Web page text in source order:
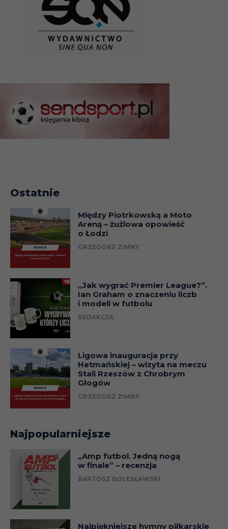
Ostatnie
Między Piotrkowską a Moto
Areną – żużlowa opowieść
o Łodzi
GRZEGORZ ZIMNY
„Jak wygrać Premier League?”.
Ian Graham o znaczeniu liczb
i modeli w futbolu
REDAKCJA
Ligowa inauguracja przy
Hetmańskiej – wizyta na meczu
Stali Rzeszów z Chrobrym
Głogów
GRZEGORZ ZIMNY
Najpopularniejsze
„Amp futbol. Jedną nogą
w finale” – recenzja
BARTOSZ BOLESŁAWSKI
Najpiękniejsze hymny piłkarskie